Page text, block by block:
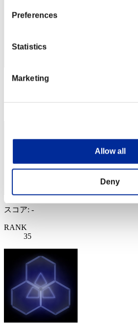
Preferences
Statistics
Marketing
Allow all
Deny
スコア: -
スコア: -
RANK
35